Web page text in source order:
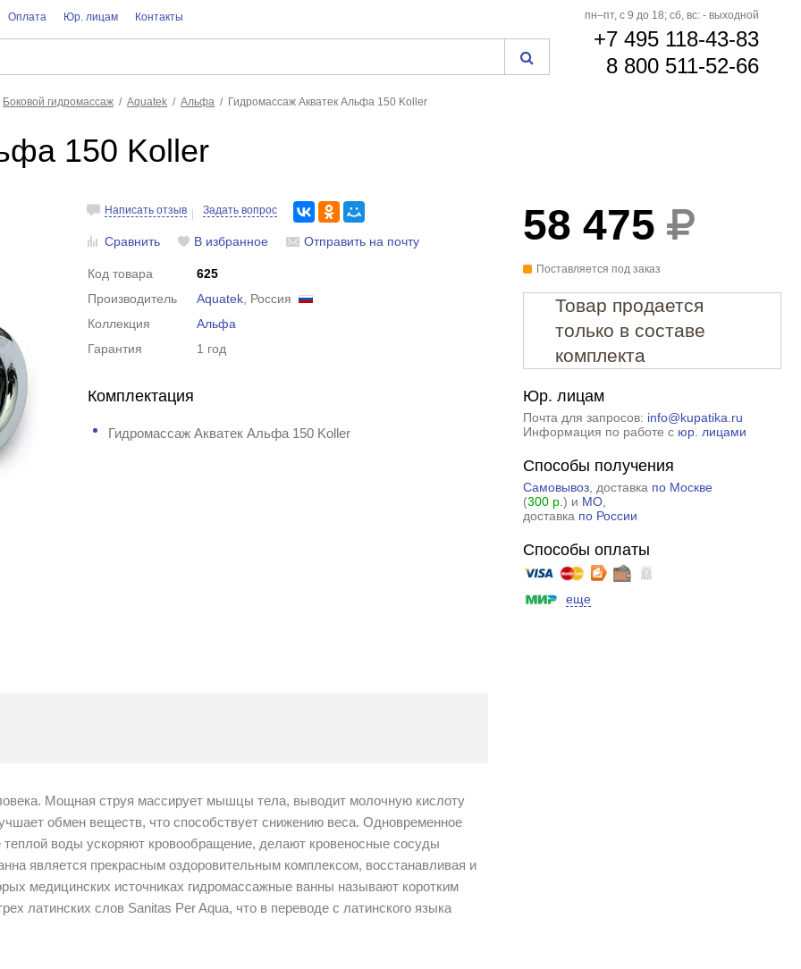
Оплата Юр. лицам Контакты пн–пт, с 9 до 18; сб, вс: - выходной
+7 495 118-43-83
8 800 511-52-66
Боковой гидромассаж Aquatek Альфа Гидромассаж Акватек Альфа 150 Koller
150 Koller
Написать отзыв Задать вопрос
Сравнить В избранное Отправить на почту
Код товара
625
Производитель
Aquatek , Россия
Коллекция
Альфа
Гарантия
1 год
Комплектация
Гидромассаж Акватек Альфа 150 Koller
58 475
Поставляется под заказ
Товар продается
только в составе
комплекта
Юр. лицам
Почта для запросов: info@kupatika.ru
Информация по работе с юр. лицами
Способы получения
Самовывоз, доставка по Москве
(300 р. ) и МО,
доставка по России
Способы оплаты
еще
Мощная струя массирует мышцы тела, выводит молочную кислоту
обмен веществ, что способствует снижению веса. Одновременное
теплой воды ускоряют кровообращение, делают кровеносные сосуды
является прекрасным оздоровительным комплексом, восстанавливая и
медицинских источниках гидромассажные ванны называют коротким
латинских слов Sanitas Per Aqua, что в переводе с латинского языка